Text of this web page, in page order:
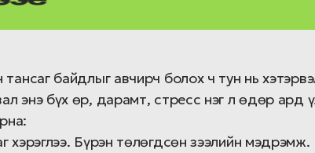
тансаг байдлыг авчирч болох ч тун нь
энэ бүх өр, дарамт, стресс нэг л өдөр
хэрэглээ. Бүрэн төлөгдсөн зээлийн